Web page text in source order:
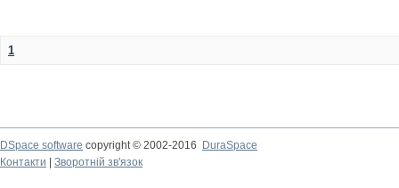
1
DSpace software copyright © 2002-2016
DuraSpace
Контакти
Зворотній зв'язок